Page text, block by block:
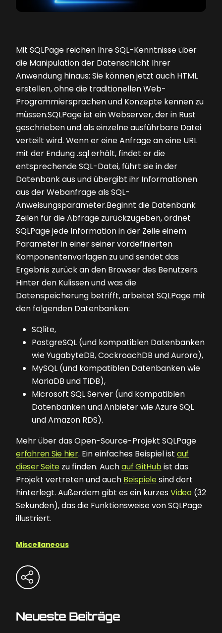
Mit SQLPage reichen Ihre SQL-Kenntnisse über
die Manipulation der Datenschicht Ihrer
Anwendung hinaus; Sie können jetzt auch HTML
erstellen, ohne die traditionellen Web-
Programmiersprachen und Konzepte kennen zu
müssen.SQLPage ist ein Webserver, der in Rust
geschrieben und als einzelne ausführbare Datei
verteilt wird. Wenn er eine Anfrage an eine URL
mit der Endung .sql erhält, findet er die
entsprechende SQL-Datei, führt sie in der
Datenbank aus und übergibt ihr Informationen
aus der Webanfrage als SQL-
Anweisungsparameter.Beginnt die Datenbank
Zeilen für die Abfrage zurückzugeben, ordnet
SQLPage jede Information in der Zeile einem
Parameter in einer seiner vordefinierten
Komponentenvorlagen zu und sendet das
Ergebnis zurück an den Browser des Benutzers.
Hinter den Kulissen und was die
Datenspeicherung betrifft, arbeitet SQLPage mit
den folgenden Datenbanken:
SQlite,
PostgreSQL (und kompatiblen Datenbanken
wie YugabyteDB, CockroachDB und Aurora),
MySQL (und kompatiblen Datenbanken wie
MariaDB und TiDB),
Microsoft SQL Server (und kompatiblen
Datenbanken und Anbieter wie Azure SQL
und Amazon RDS).
Mehr über das Open-Source-Projekt SQLPage
erfahren Sie hier. Ein einfaches Beispiel ist auf
dieser Seite zu finden. Auchauf GitHubist das
Projekt vertreten und auch Beispielesind dort
hinterlegt. Außerdem gibt es ein kurzes Video(32
Sekunden), das die Funktionsweise von SQLPage
illustriert.
Miscellaneous
Neueste Beiträge